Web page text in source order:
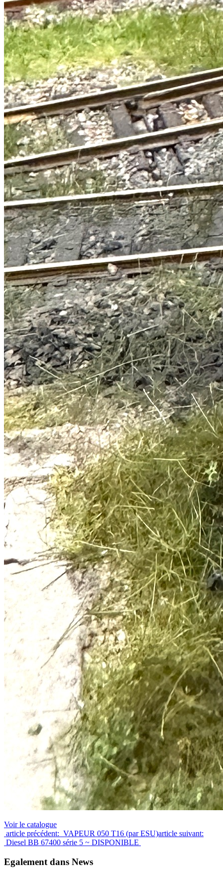
Voir le catalogue
article précédent: VAPEUR 050 T16 (par ESU)article suivant:
Diesel BB 67400 série 5 ~ DISPONIBLE
Egalement dans News